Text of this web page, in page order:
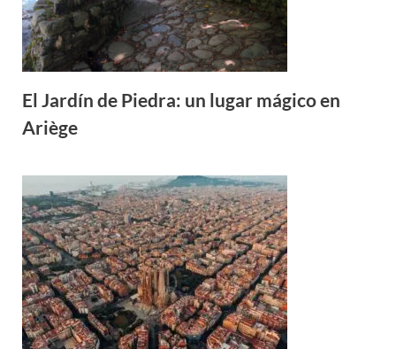
El Jardín de Piedra: un lugar mágico en
Ariège